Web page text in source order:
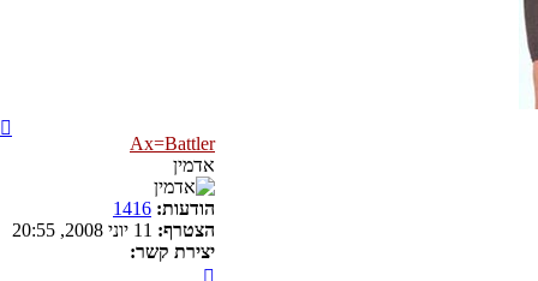
Ax=Battler
אדמין
הודעות: 1416
הצטרף:
יצירת קשר: